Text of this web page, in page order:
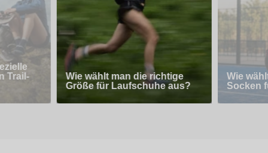
Trail-
Wie wählt man die richtige
Größe für Laufschuhe aus?
Wie
Socken